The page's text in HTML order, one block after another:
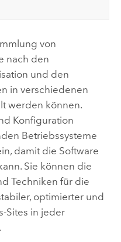
von
nach den
und den
in verschiedenen
werden können.
Konfiguration
Betriebssysteme
damit die Software
Sie können die
Techniken für die
optimierter und
Sites in jeder